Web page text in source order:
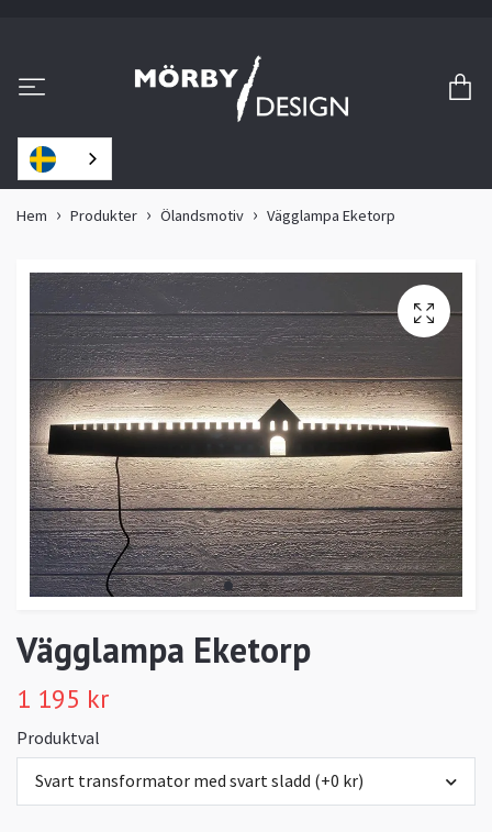
Hem Produkter Ölandsmotiv Vägglampa Eketorp
Vägglampa Eketorp
1 195 kr
Produktval
Svart transformator med svart sladd (+0 kr)